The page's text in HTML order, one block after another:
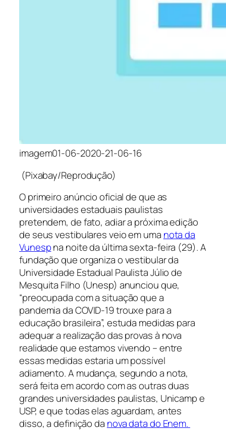
imagem01-06-2020-21-06-16
(Pixabay/Reprodução)
O primeiro anúncio oficial de que as
universidades estaduais paulistas
pretendem, de fato, adiar a próxima edição
de seus vestibulares veio em uma nota da
Vunespna noite da última sexta-feira (29). A
fundação que organiza o vestibular da
Universidade Estadual Paulista Júlio de
Mesquita Filho (Unesp) anunciou que,
“preocupada com a situação que a
pandemia da COVID-19 trouxe para a
educação brasileira”, estuda medidas para
adequar a realização das provas à nova
realidade que estamos vivendo – entre
essas medidas estaria um possível
adiamento. A mudança, segundo a nota,
será feita em acordo com as outras duas
grandes universidades paulistas, Unicamp e
USP, e que todas elas aguardam, antes
disso, a definição da nova data do Enem.